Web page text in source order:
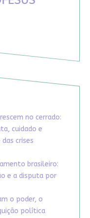
no cerrado:
cuidado e
crises
brasileiro:
e a disputa por
o poder, o
política